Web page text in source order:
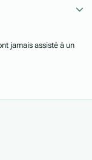
jamais assisté à un